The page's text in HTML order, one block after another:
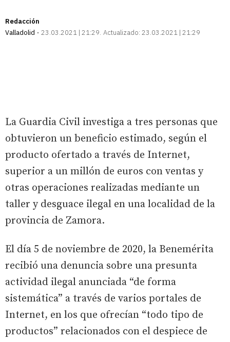
Redacción
Valladolid
23.03.2021 | 21:29 Actualizado: 23.03.2021 | 21:29
La Guardia Civil investiga a tres personas que
obtuvieron un beneficio estimado, según el
producto ofertado a través de Internet,
superior a un millón de euros con ventas y
otras operaciones realizadas mediante un
taller y desguace ilegal en una localidad de la
provincia de Zamora.
El día 5 de noviembre de 2020, la Benemérita
recibió una denuncia sobre una presunta
actividad ilegal anunciada “de forma
sistemática” a través de varios portales de
Internet, en los que ofrecían “todo tipo de
productos” relacionados con el despiece de